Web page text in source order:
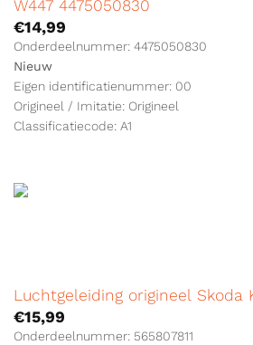
W447 4475050830
€14,99
Onderdeelnummer: 4475050830
Nieuw
Eigen identificatienummer: 00
Origineel / Imitatie: Origineel
Classificatiecode: A1
Luchtgeleiding origineel Skoda
€15,99
Onderdeelnummer: 565807811